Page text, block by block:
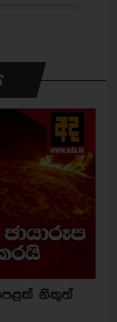
නිකුත්